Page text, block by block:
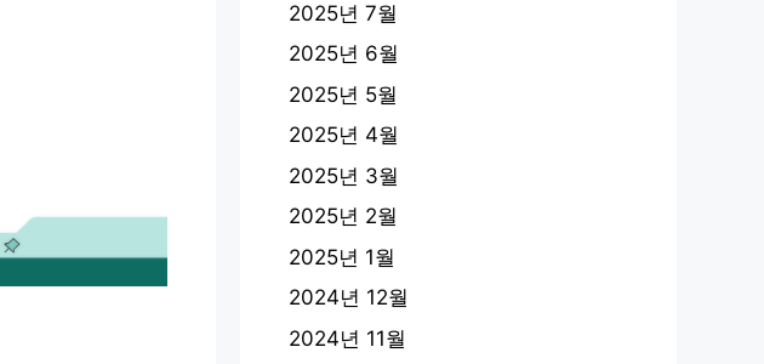
2025년 7월
2025년 6월
2025년 5월
2025년 4월
2025년 3월
2025년 2월
2025년 1월
2024년 12월
2024년 11월